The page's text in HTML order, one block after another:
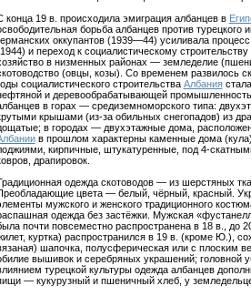
конца 19 в. происходила эмиграция албанцев в
борьба албанцев против турецкого
оккупантов (1939—44) усиливала
и переход к социалистическому
в низменных районах — земледелие
(овцы, козы). Со временем развилось
социалистического строительства Албания
и деревообрабатывающей
в горах — средиземноморского типа:
крышами (из-за обильных снегопадов) из
в городах — двухэтажные дома,
в прошлом характерны каменные дома
кирпичные, штукатуренные, под 4-
драпировок.
одежда скотоводов — из шерстяных
цвета — белый, чёрный, красный.
мужского и женского традиционного
одежда без застёжки. Мужская
почти повсеместно распространена в 18 в., до
куртка) распространился в 19 в. (кроме Ю.),
шапочка, полусферическая или с плоским
вышивок и серебряных украшений; головной
турецкой культуры одежда албанцев
— кукурузный и пшеничный хлеб, у